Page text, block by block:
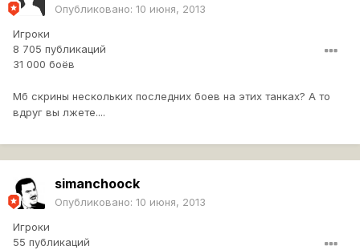
Опубликовано: 10 июня, 2013
Игроки
8 705 публикаций
31 000 боёв
Мб скрины нескольких последних боев на этих танках? А то
вдруг вы лжете....
simanchoock
Опубликовано: 10 июня, 2013
Игроки
55 публикаций